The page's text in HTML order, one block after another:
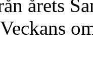
årets